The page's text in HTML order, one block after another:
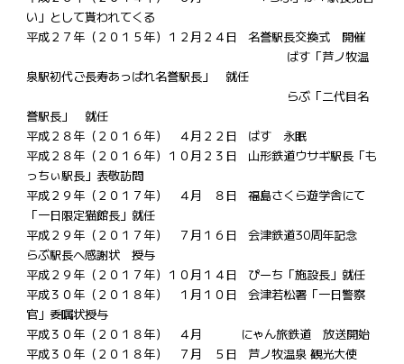
い」として貰われてくる
平成２７年（２０１５年）１２月２４日 名誉駅長交換式 開催
ばす「芦ノ牧温
泉駅初代ご長寿あっぱれ名誉駅長」 就任
らぶ「二代目名
誉駅長」 就任
平成２８年（２０１６年） ４月２２日 ばす 永眠
平成２８年（２０１６年）１０月２３日 山形鉄道ウサギ駅長「も
っちぃ駅長」表敬訪問
平成２９年（２０１７年） ４月 ８日 福島さくら遊学舎にて
「一日限定猫館長」就任
平成２９年（２０１７年） ７月１６日 会津鉄道30周年記念
らぶ駅長へ感謝状 授与
平成２９年（２０１７年）１０月１４日 ぴーち「施設長」就任
平成３０年（２０１８年） １月１０日 会津若松署「一日警察
官」委嘱状授与
平成３０年（２０１８年） ４月 にゃん旅鉄道 放送開始
平成３０年（２０１８年） ７月 ５日 芦ノ牧温泉 観光大使